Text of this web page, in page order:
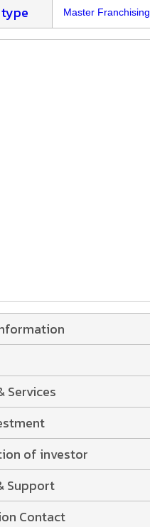
Master Franchising
Services
of investor
Support
Contact